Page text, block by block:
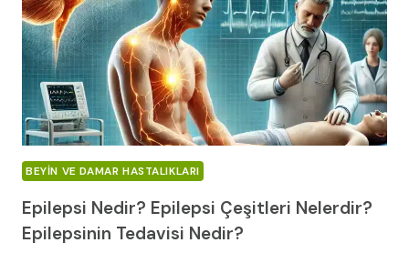
BEYIN VE DAMAR HASTALIKLARI
Epilepsi Nedir? Epilepsi Çeşitleri Nelerdir?
Epilepsinin Tedavisi Nedir?